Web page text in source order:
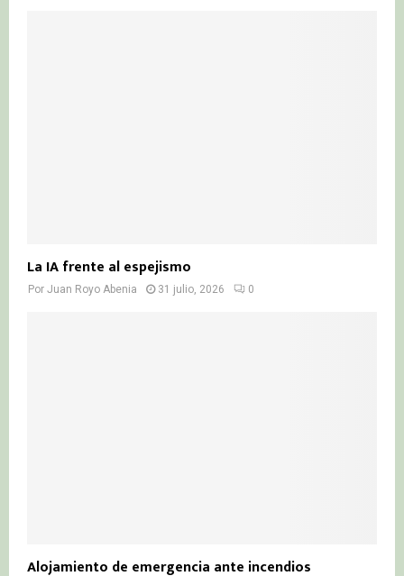
La IA frente al espejismo
Por Juan Royo Abenia 31 julio, 2026 0
Alojamiento de emergencia ante incendios